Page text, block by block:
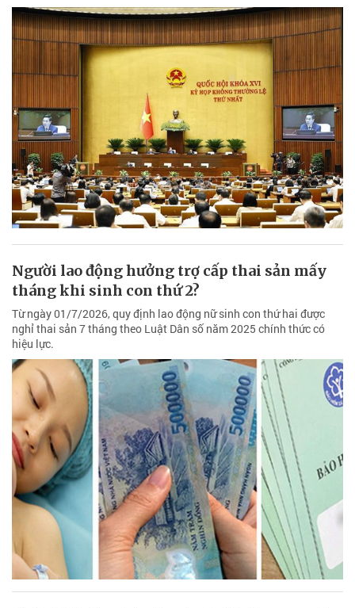
Người lao động hưởng trợ cấp thai sản mấy
tháng khi sinh con thứ 2?
Từ ngày 01/7/2026, quy định lao động nữ sinh con thứ hai được
nghỉ thai sản 7 tháng theo Luật Dân số năm 2025 chính thức có
hiệu lực.